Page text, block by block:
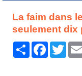
La faim dans
seulement dix
PartagerFacebook